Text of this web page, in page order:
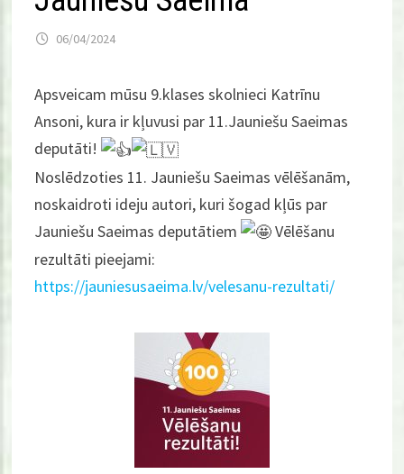
06/04/2024
Apsveicam mūsu 9.klases skolnieci Katrīnu
Ansoni, kura ir kļuvusi par 11.Jauniešu Saeimas
deputāti!
Noslēdzoties 11. Jauniešu Saeimas vēlēšanām,
noskaidroti ideju autori, kuri šogad kļūs par
Jauniešu Saeimas deputātiem
Vēlēšanu
rezultāti pieejami:
https://jauniesusaeima.lv/velesanu-rezultati/